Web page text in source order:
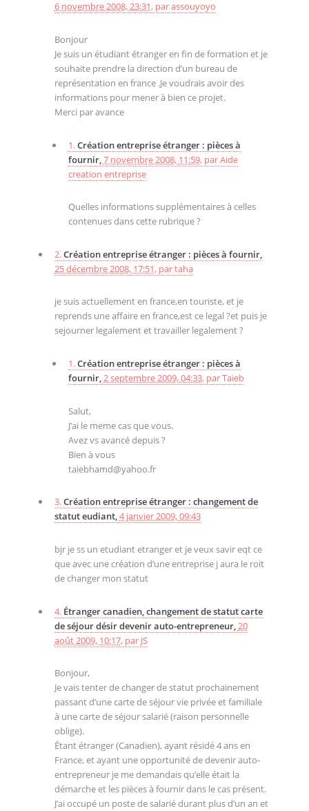
6 novembre 2008, 23:31, parassouyoyo
Bonjour
Je suis un étudiant étranger en fin de formation et je
souhaite prendre la direction d’un bureau de
représentation en france .Je voudrais avoir des
informations pour mener à bien ce projet.
Merci par avance
1.Création entreprise étranger : pièces à
fournir, 7 novembre 2008, 11:59, parAide
creation entreprise
Quelles informations supplémentaires à celles
contenues dans cette rubrique ?
2.Création entreprise étranger : pièces à fournir,
25 décembre 2008, 17:51, partaha
je suis actuellement en france,en touriste, et je
reprends une affaire en france,est ce legal ?et puis je
sejourner legalement et travailler legalement ?
1.Création entreprise étranger : pièces à
fournir,2 septembre 2009, 04:33, parTaieb
Salut,
J’ai le meme cas que vous.
Avez vs avancé depuis ?
Bien à vous
taiebhamd@yahoo.fr
3.Création entreprise étranger : changement de
statut eudiant,4 janvier 2009, 09:43
bjr je ss un etudiant etranger et je veux savir eqt ce
que avec une création d’une entreprise j aura le roit
de changer mon statut
4. Étranger canadien, changement de statut carte
de séjour désir devenir auto-entrepreneur,20
août 2009, 10:17, par JS
Bonjour,
Je vais tenter de changer de statut prochainement
passant d’une carte de séjour vie privée et familiale
à une carte de séjour salarié (raison personnelle
oblige).
Étant étranger (Canadien), ayant résidé 4 ans en
France, et ayant une opportunité de devenir auto-
entrepreneur je me demandais qu’elle était la
démarche et les pièces à fournir dans le cas présent.
J’ai occupé un poste de salarié durant plus d’un an et